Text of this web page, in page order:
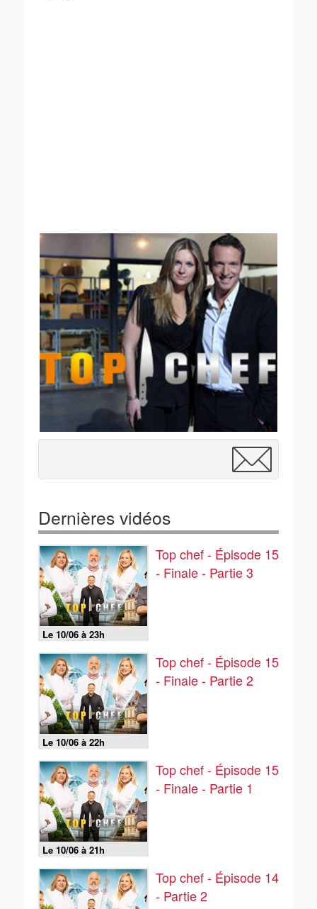
Dernières vidéos
Le 10/06 à 23h
Top chef - Épisode 15
- Finale - Partie 3
Le 10/06 à 22h
Top chef - Épisode 15
- Finale - Partie 2
Le 10/06 à 21h
Top chef - Épisode 15
- Finale - Partie 1
Top chef - Épisode 14
- Partie 2